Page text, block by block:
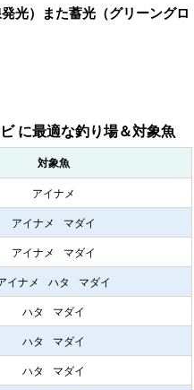
光）また蓄光（グリーングロ
に最適な釣り場＆対象魚
対象魚
アイナメ
アイナメ
マダイ
アイナメ
マダイ
イナメ ハタ
マダイ
ハタ
マダイ
ハタ
マダイ
ハタ
マダイ